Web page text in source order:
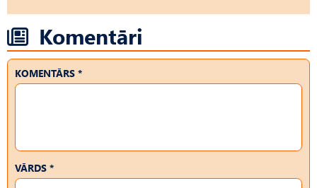
Komentāri
KOMENTĀRS *
VĀRDS *